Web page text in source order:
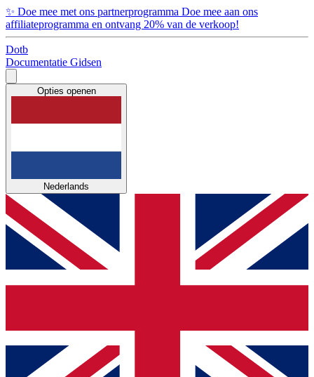
✨ Doe mee met ons partnerprogramma Doe mee aan ons
affiliateprogramma en ontvang 20% van de verkoop!
Dotb
Documentatie Gidsen
Opties openen
Nederlands